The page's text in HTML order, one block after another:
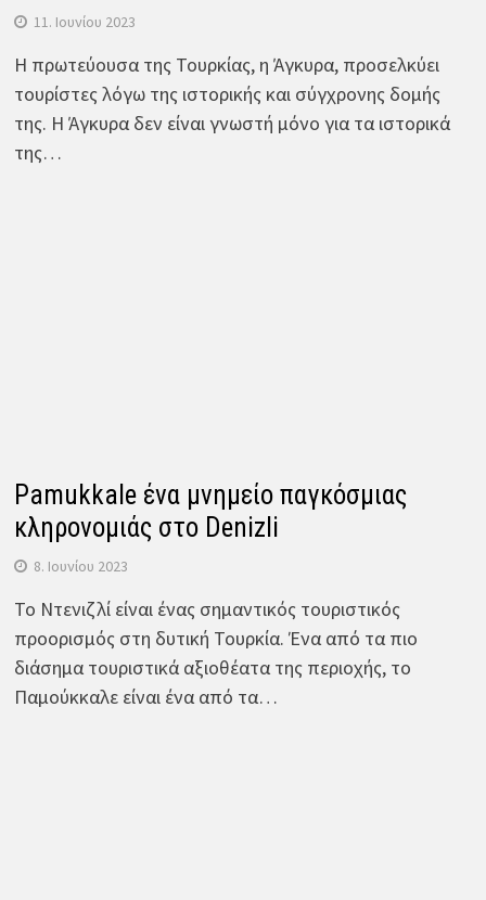
11. Ιουνίου 2023
Η πρωτεύουσα της Τουρκίας, η Άγκυρα, προσελκύει
τουρίστες λόγω της ιστορικής και σύγχρονης δομής
της. Η Άγκυρα δεν είναι γνωστή μόνο για τα ιστορικά
της…
Pamukkale ένα μνημείο παγκόσμιας
κληρονομιάς στο Denizli
8. Ιουνίου 2023
Το Ντενιζλί είναι ένας σημαντικός τουριστικός
προορισμός στη δυτική Τουρκία. Ένα από τα πιο
διάσημα τουριστικά αξιοθέατα της περιοχής, το
Παμούκκαλε είναι ένα από τα…